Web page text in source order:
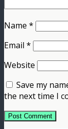
Name *
Email *
Website
Save my
the next time I